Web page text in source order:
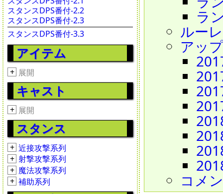
スタンスDPS番付-2.2
スタンスDPS番付-2.3
スタンスDPS番付-3.3
アイテム
+ 展開
キャスト
+ 展開
スタンス
+ 近接攻撃系列
+ 射撃攻撃系列
+ 魔法攻撃系列
+ 補助系列
ラ
ルー
アッ
コメ